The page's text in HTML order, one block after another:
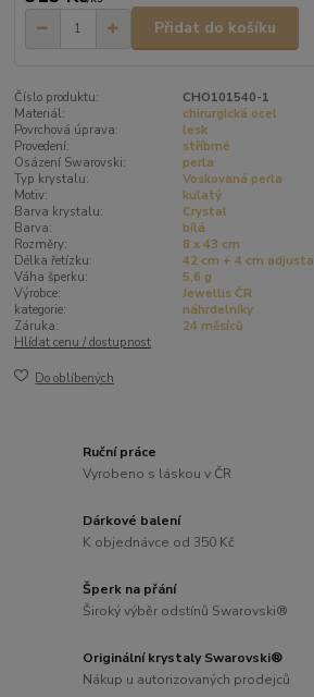
Přidat do košíku
Číslo produktu:
CHO101540-1
Materiál:
chirurgická ocel
Povrchová úprava:
lesk
Provedení:
stříbrné
Osázení Swarovski:
perla
Typ krystalu:
Voskovaná perla
Motiv:
kulatý
Barva krystalu:
Crystal
Barva:
bílá
Rozměry:
8 x 43 cm
Délka řetízku:
42 cm + 4 cm adjusta
Váha šperku:
5,6 g
Výrobce:
Jewellis ČR
kategorie:
náhrdelníky
Záruka:
24 měsíců
Hlídat cenu / dostupnost
Do oblíbených
Ruční práce
Vyrobeno s láskou v ČR
Dárkové balení
K objednávce od 350 Kč
Šperk na přání
Široký výběr odstínů Swarovski®
Originální krystaly Swarovski®
Nákup u autorizovaných prodejců